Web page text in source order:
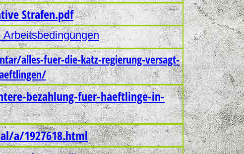
Strafen.pdf
alles-fuer-die-katz-regierung-versagt-
bezahlung-fuer-haeftlinge-in-
a/1927618.html